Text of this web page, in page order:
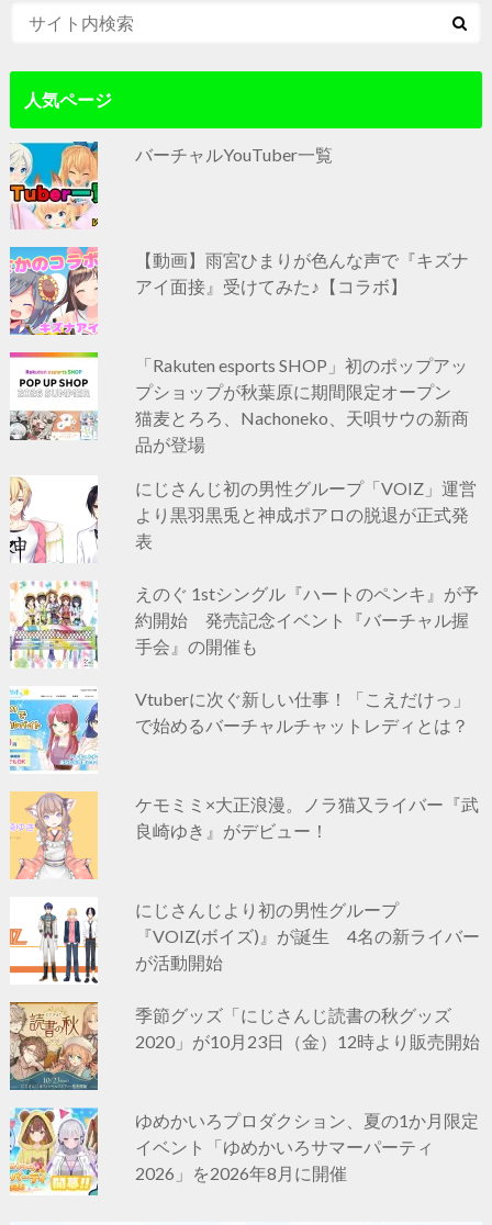
人気ページ
バーチャルYouTuber一覧
【動画】雨宮ひまりが色んな声で『キズナ
アイ面接』受けてみた♪【コラボ】
「Rakuten esports SHOP」初のポップアッ
プショップが秋葉原に期間限定オープン
猫麦とろろ、Nachoneko、天唄サウの新商
品が登場
にじさんじ初の男性グループ「VOIZ」運営
より黒羽黒兎と神成ポアロの脱退が正式発
表
えのぐ 1stシングル『ハートのペンキ』が予
約開始 発売記念イベント『バーチャル握
手会』の開催も
Vtuberに次ぐ新しい仕事！「こえだけっ」
で始めるバーチャルチャットレディとは？
ケモミミ×大正浪漫。ノラ猫又ライバー『武
良崎ゆき』がデビュー！
にじさんじより初の男性グループ
『VOIZ(ボイズ)』が誕生 4名の新ライバー
が活動開始
季節グッズ「にじさんじ読書の秋グッズ
2020」が10月23日（金）12時より販売開始
ゆめかいろプロダクション、夏の1か月限定
イベント「ゆめかいろサマーパーティ
2026」を2026年8月に開催